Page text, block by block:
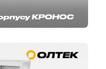
КРОНОС